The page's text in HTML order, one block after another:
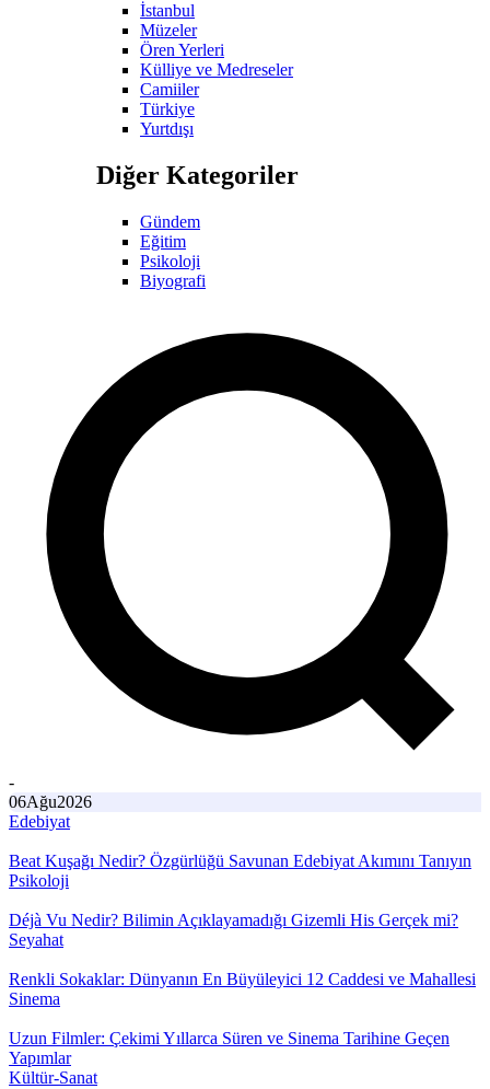
İstanbul
Müzeler
Ören Yerleri
Külliye ve Medreseler
Camiiler
Türkiye
Yurtdışı
Diğer Kategoriler
Gündem
Eğitim
Psikoloji
Biyografi
-
06Ağu2026
Edebiyat
Beat Kuşağı Nedir? Özgürlüğü Savunan Edebiyat Akımını Tanıyın
Psikoloji
Déjà Vu Nedir? Bilimin Açıklayamadığı Gizemli His Gerçek mi?
Seyahat
Renkli Sokaklar: Dünyanın En Büyüleyici 12 Caddesi ve Mahallesi
Sinema
Uzun Filmler: Çekimi Yıllarca Süren ve Sinema Tarihine Geçen
Yapımlar
Kültür-Sanat